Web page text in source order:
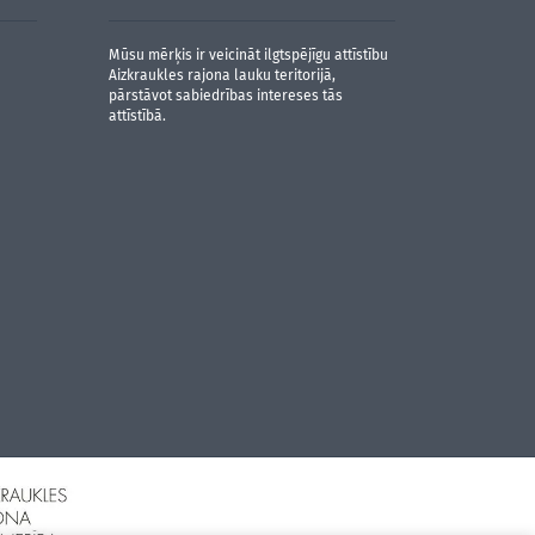
Mūsu mērķis ir veicināt ilgtspējīgu attīstību
Aizkraukles rajona lauku teritorijā,
pārstāvot sabiedrības intereses tās
attīstībā.